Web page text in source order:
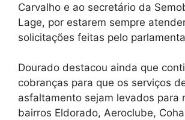
Carvalho e ao secretário da
Lage, por estarem sempre
solicitações feitas pelo
Dourado destacou ainda que
cobranças para que os serviços
asfaltamento sejam levados para
bairros Eldorado, Aeroclube,